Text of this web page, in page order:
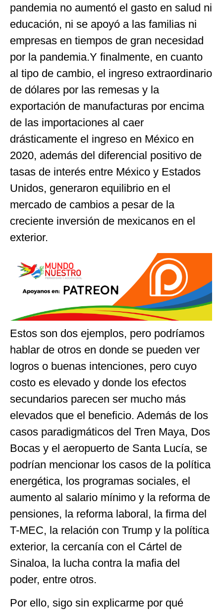
pandemia no aumentó el gasto en salud ni
educación, ni se apoyó a las familias ni
empresas en tiempos de gran necesidad
por la pandemia.Y finalmente, en cuanto
al tipo de cambio, el ingreso extraordinario
de dólares por las remesas y la
exportación de manufacturas por encima
de las importaciones al caer
drásticamente el ingreso en México en
2020, además del diferencial positivo de
tasas de interés entre México y Estados
Unidos, generaron equilibrio en el
mercado de cambios a pesar de la
creciente inversión de mexicanos en el
exterior.
Estos son dos ejemplos, pero podríamos
hablar de otros en donde se pueden ver
logros o buenas intenciones, pero cuyo
costo es elevado y donde los efectos
secundarios parecen ser mucho más
elevados que el beneficio. Además de los
casos paradigmáticos del Tren Maya, Dos
Bocas y el aeropuerto de Santa Lucía, se
podrían mencionar los casos de la política
energética, los programas sociales, el
aumento al salario mínimo y la reforma de
pensiones, la reforma laboral, la firma del
T-MEC, la relación con Trump y la política
exterior, la cercanía con el Cártel de
Sinaloa, la lucha contra la mafia del
poder, entre otros.
Por ello, sigo sin explicarme por qué